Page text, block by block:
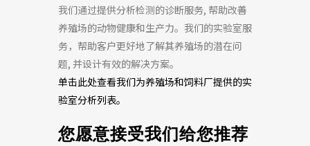
我们通过提供分析检测的诊断服务, 帮助改善
养殖场的动物健康和生产力。我们的实验室服
务，帮助客户更好地了解其养殖场的潜在问
题, 并设计有效的解决方案。
单击此处查看我们为养殖场和饲料厂提供的实
验室分析列表。
您愿意接受我们给您推荐